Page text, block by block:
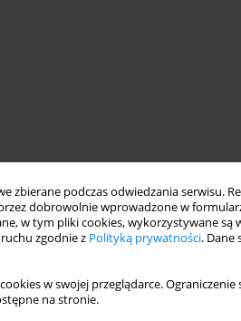
zbierane podczas odwiedzania serwisu.
dobrowolnie wprowadzone w
w tym pliki cookies, wykorzystywane
zgodnie z Polityką prywatności. Dane
w swojej przeglądarce.
na stronie.